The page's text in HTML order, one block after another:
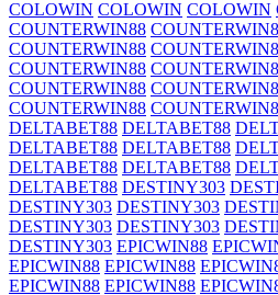
COLOWIN COLOWIN COLOWIN
COUNTERWIN88
COUNTERWIN88
COUNTERWIN88
COUNTERWIN88
COUNTERWIN88
DELTABET88 DELTABET88
DELTABET88 DELTABET88
DELTABET88 DELTABET88
DELTABET88 DESTINY303
DESTINY303 DESTINY303
DESTINY303 DESTINY303
DESTINY303 EPICWIN88
EPICWIN88 EPICWIN88
EPICWIN88 EPICWIN88